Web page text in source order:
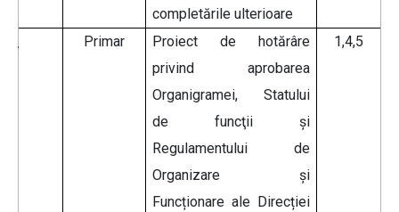
completările ulterioare
Primar
Proiect de hotărâre
privind aprobarea
Organigramei, Statului
de funcţii și
Regulamentului de
Organizare și
Funcționare ale Direcției
1,4,5